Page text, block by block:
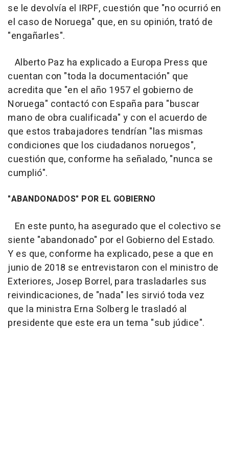
se le devolvía el IRPF, cuestión que "no ocurrió en
el caso de Noruega" que, en su opinión, trató de
"engañarles".
Alberto Paz ha explicado a Europa Press que
cuentan con "toda la documentación" que
acredita que "en el año 1957 el gobierno de
Noruega" contactó con España para "buscar
mano de obra cualificada" y con el acuerdo de
que estos trabajadores tendrían "las mismas
condiciones que los ciudadanos noruegos",
cuestión que, conforme ha señalado, "nunca se
cumplió".
"ABANDONADOS" POR EL GOBIERNO
En este punto, ha asegurado que el colectivo se
siente "abandonado" por el Gobierno del Estado.
Y es que, conforme ha explicado, pese a que en
junio de 2018 se entrevistaron con el ministro de
Exteriores, Josep Borrel, para trasladarles sus
reivindicaciones, de "nada" les sirvió toda vez
que la ministra Erna Solberg le trasladó al
presidente que este era un tema "sub júdice".